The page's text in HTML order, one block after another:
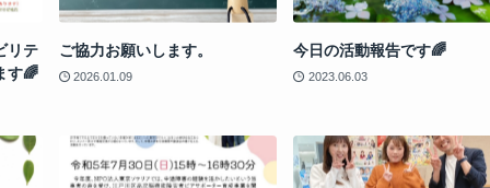
リテ
す🌈
ご協力お願いします。
2026.01.09
今日の活動報告です🌈
2023.06.03